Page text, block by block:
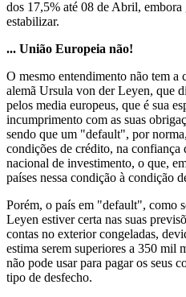
dos 17,5% até 08 de Abril, embora
estabilizar.
... União Europeia não!
O mesmo entendimento não tem a
alemã Ursula von der Leyen, que
pelos media europeus, que é sua
incumprimento com as suas
sendo que um "default", por
condições de crédito, na confiança
nacional de investimento, o que,
países nessa condição à condição
Porém, o país em "default", como
Leyen estiver certa nas suas
contas no exterior congeladas,
estima serem superiores a 350 mil
não pode usar para pagar os seus
tipo de desfecho.